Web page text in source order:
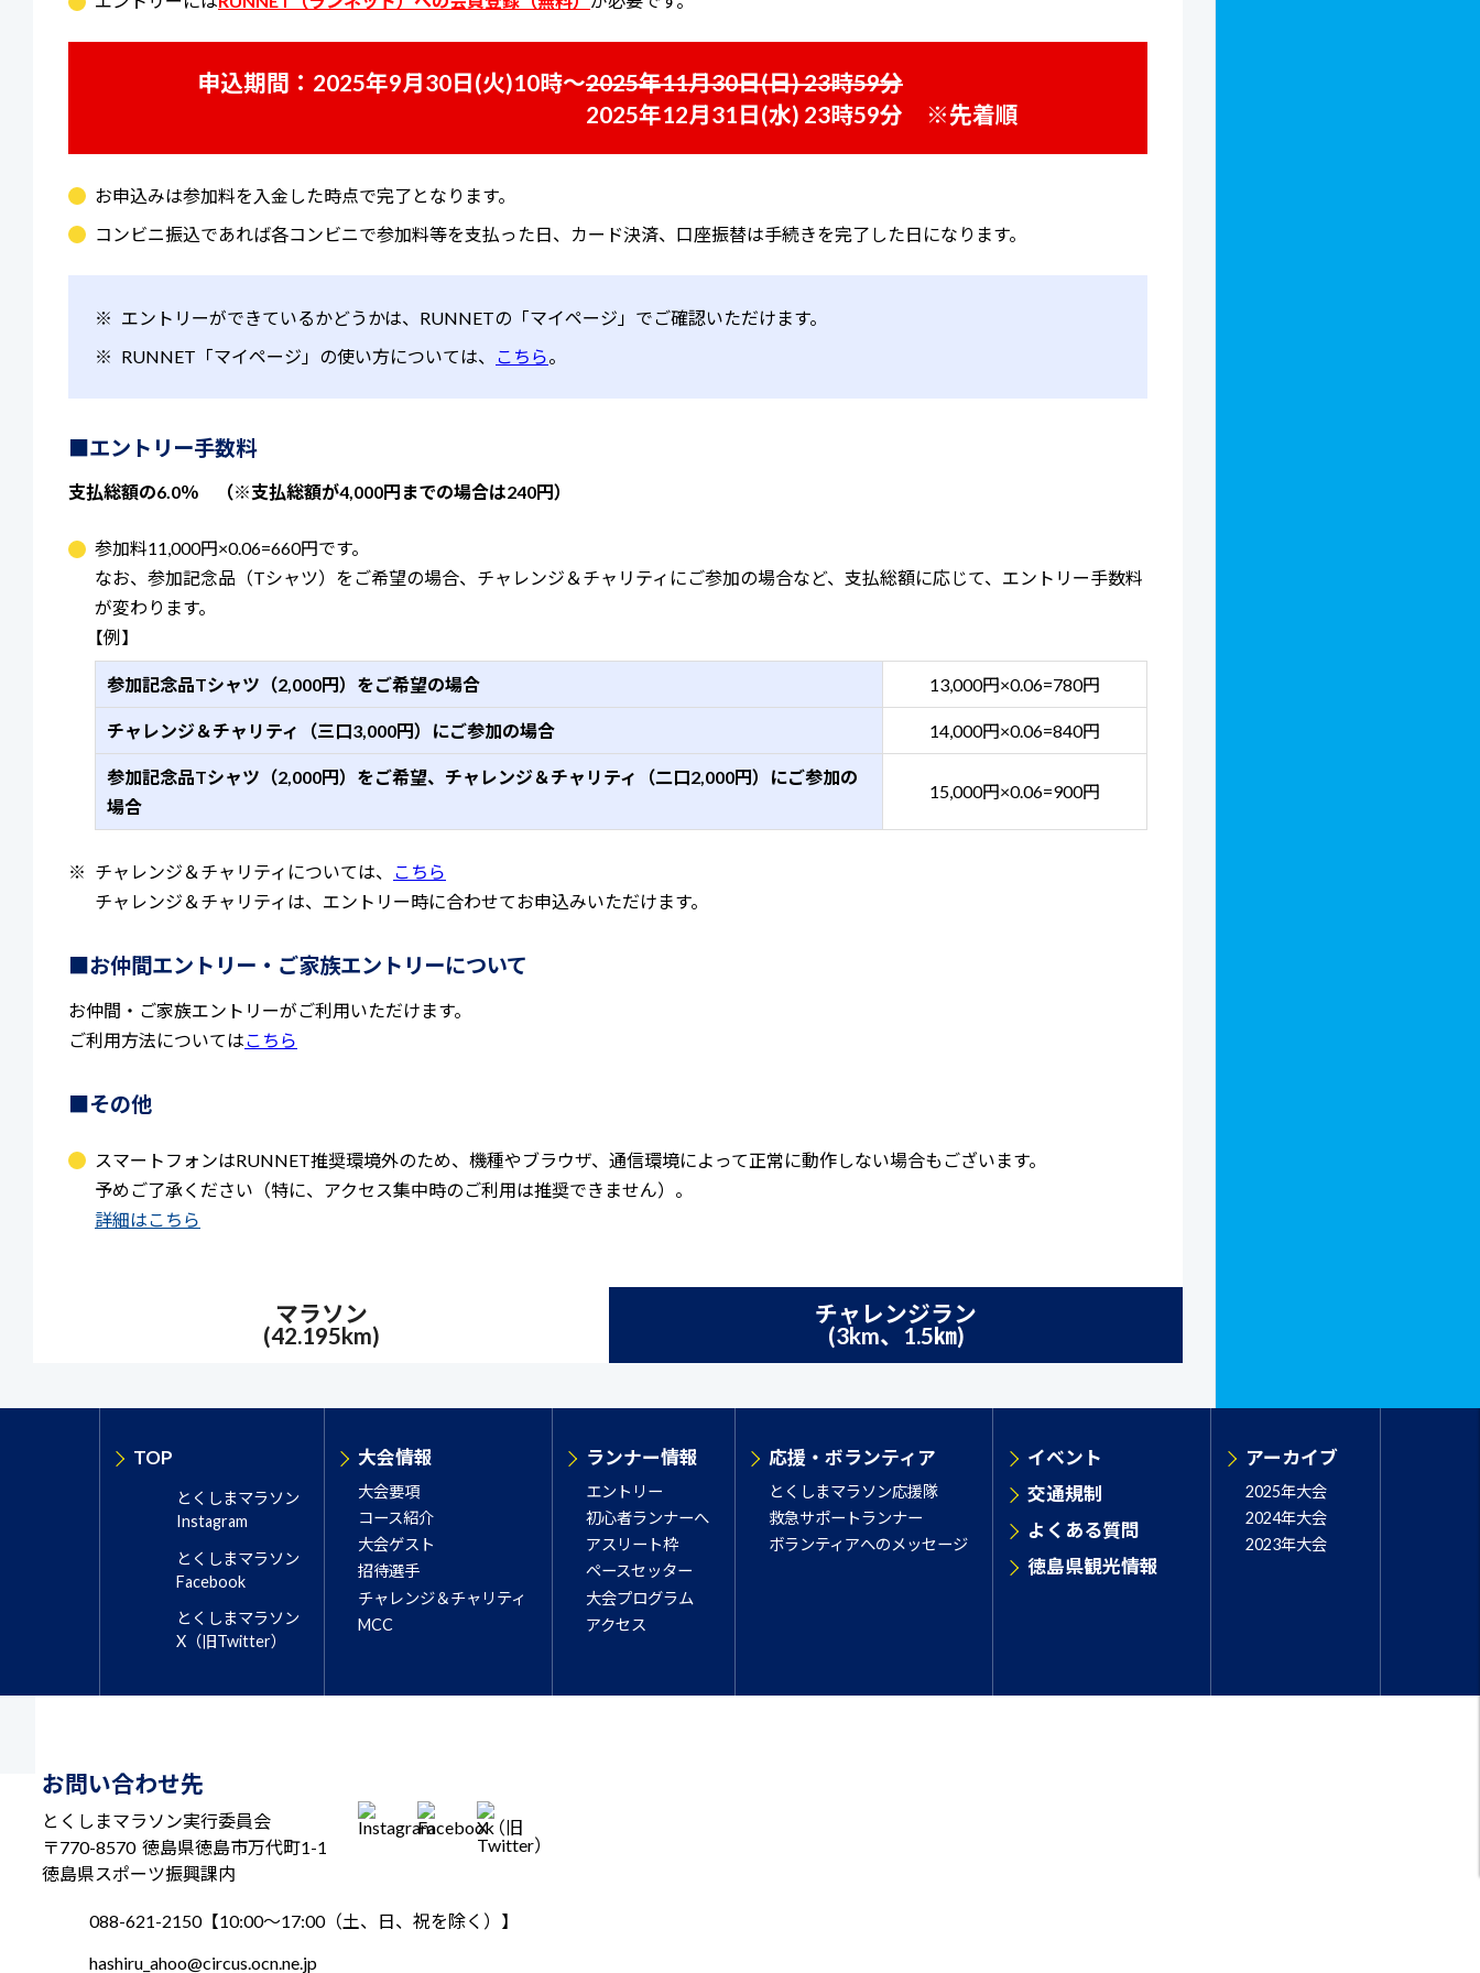
申込期間： 2025年9月30日(火)10時～2025年11月30日(日) 23時59分
2025年12月31日(水) 23時59分
※先着順
お申込みは参加料を入金した時点で完了となります。
コンビニ振込であれば各コンビニで参加料等を支払った日、カード決済、口座振替は手続きを完了した日になります。
※ エントリーができているかどうかは、RUNNETの「マイページ」でご確認いただけます。
※ RUNNET「マイページ」の使い方については、 こちら。
■エントリー手数料
支払総額の6.0％ （※支払総額が4,000円までの場合は240円）
参加料11,000円×0.06=660円です。
なお、参加記念品（Tシャツ）をご希望の場合、チャレンジ＆チャリティにご参加の場合など、支払総額に応じて、エントリー手数料
が変わります。
【例】
参加記念品Tシャツ（2,000円）をご希望の場合 13,000円×0.06=780円
チャレンジ＆チャリティ（三口3,000円）にご参加の場合 14,000円×0.06=840円
参加記念品Tシャツ（2,000円）をご希望、チャレンジ＆チャリティ（二口2,000円）にご参加の
場合
15,000円×0.06=900円
※ チャレンジ＆チャリティについては、
こちら
チャレンジ＆チャリティは、エントリー時に合わせてお申込みいただけます。
■お仲間エントリー・ご家族エントリーについて
お仲間・ご家族エントリーがご利用いただけます。
ご利用方法についてはこちら
■その他
スマートフォンはRUNNET推奨環境外のため、機種やブラウザ、通信環境によって正常に動作しない場合もございます。
予めご了承ください（特に、アクセス集中時のご利用は推奨できません）。
詳細はこちら
マラソン
(42.195km)
チャレンジラン
(3km、1.5㎞)
TOP
とくしまマラソン
Instagram
とくしまマラソン
Facebook
とくしまマラソン
X（旧Twitter）
大会情報
大会要項
コース紹介
大会ゲスト
招待選手
チャレンジ＆チャリティ
MCC
ランナー情報
エントリー
初心者ランナーへ
アスリート枠
ペースセッター
大会プログラム
アクセス
応援・ボランティア
とくしまマラソン応援隊
救急サポートランナー
ボランティアへのメッセージ
イベント
交通規制
よくある質問
徳島県観光情報
アーカイブ
2025年大会
2024年大会
2023年大会
お問い合わせ先
とくしまマラソン実行委員会
〒770-8570 徳島県徳島市万代町1-1
徳島県スポーツ振興課内
088-621-2150【10:00～17:00（土、日、祝を除く）】
hashiru_ahoo@circus.ocn.ne.jp